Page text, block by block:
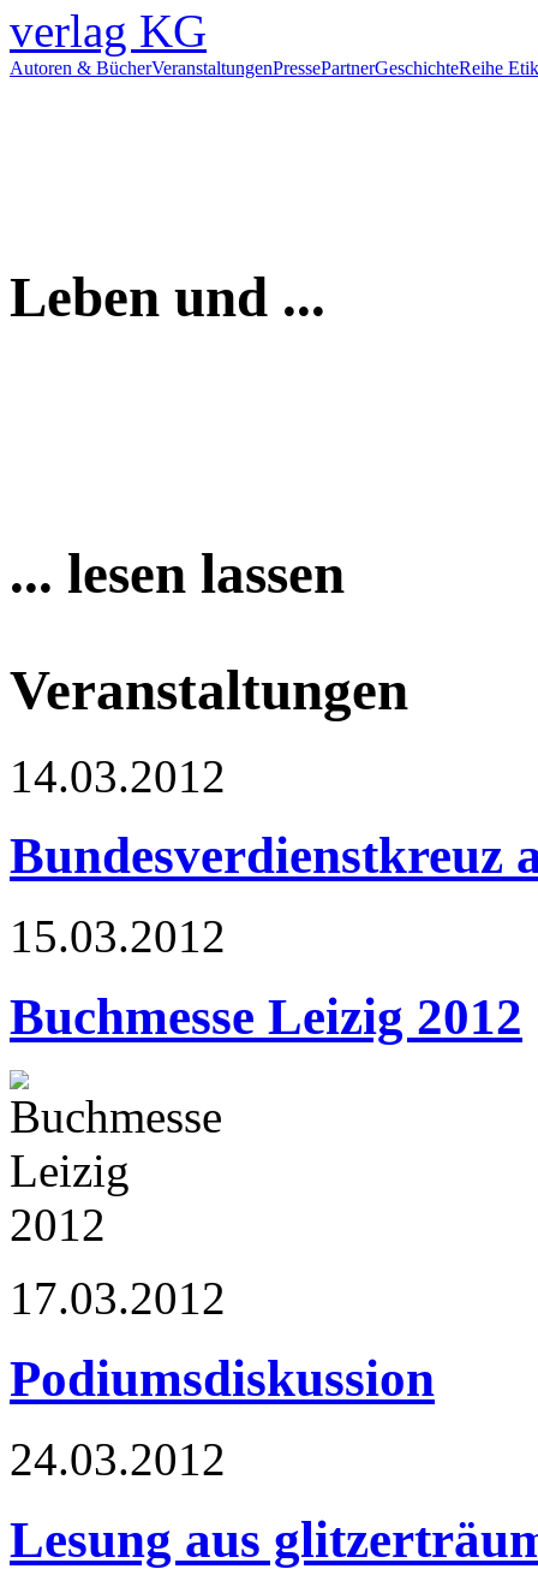
Autoren & BücherVeranstaltungenPressePartnerGeschichteReihe
Leben und ...
... lesen lassen
Veranstaltungen
14.03.2012
Bundesverdienstkreuz
15.03.2012
Buchmesse Leizig 2012
17.03.2012
Podiumsdiskussion
24.03.2012
Lesung aus